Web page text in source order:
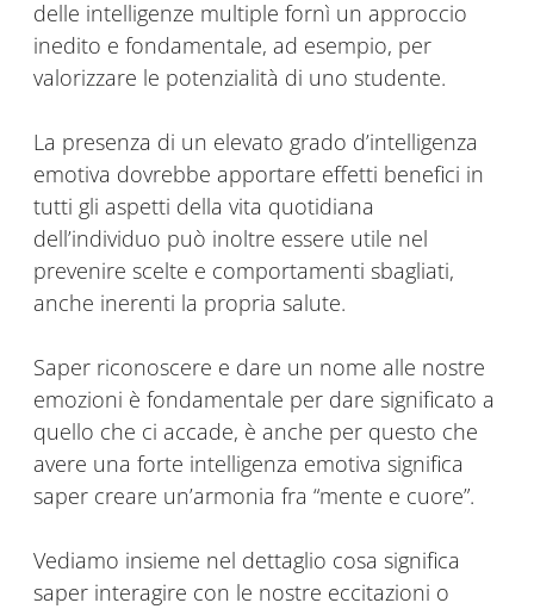
delle intelligenze multiple fornì un approccio
inedito e fondamentale, ad esempio, per
valorizzare le potenzialità di uno studente.
La presenza di un elevato grado d’intelligenza
emotiva dovrebbe apportare effetti benefici in
tutti gli aspetti della vita quotidiana
dell’individuo può inoltre essere utile nel
prevenire scelte e comportamenti sbagliati,
anche inerenti la propria salute.
Saper riconoscere e dare un nome alle nostre
emozioni è fondamentale per dare significato a
quello che ci accade, è anche per questo che
avere una forte intelligenza emotiva significa
saper creare un’armonia fra “mente e cuore”.
Vediamo insieme nel dettaglio cosa significa
saper interagire con le nostre eccitazioni o